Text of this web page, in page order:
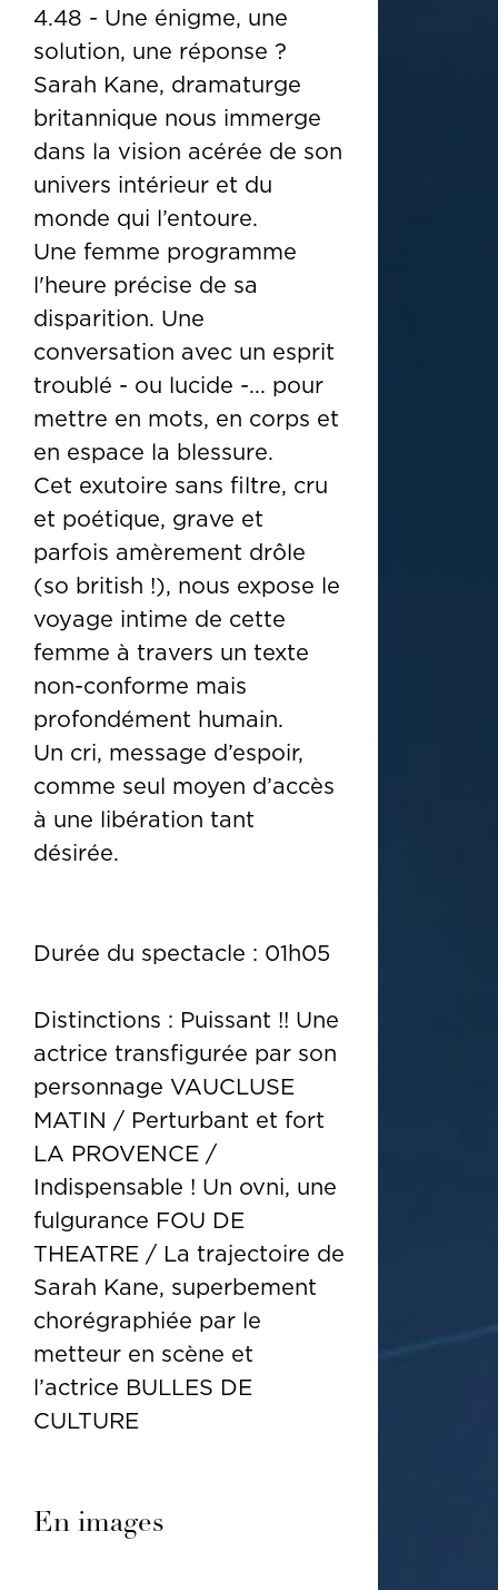
4.48 - Une énigme, une
solution, une réponse ?
Sarah Kane, dramaturge
britannique nous immerge
dans la vision acérée de son
univers intérieur et du
monde qui l’entoure.
Une femme programme
l'heure précise de sa
disparition. Une
conversation avec un esprit
troublé - ou lucide -... pour
mettre en mots, en corps et
en espace la blessure.
Cet exutoire sans filtre, cru
et poétique, grave et
parfois amèrement drôle
(so british !), nous expose le
voyage intime de cette
femme à travers un texte
non-conforme mais
profondément humain.
Un cri, message d’espoir,
comme seul moyen d’accès
à une libération tant
désirée.
Durée du spectacle : 01h05
Distinctions : Puissant !! Une
actrice transfigurée par son
personnage VAUCLUSE
MATIN / Perturbant et fort
LA PROVENCE /
Indispensable ! Un ovni, une
fulgurance FOU DE
THEATRE / La trajectoire de
Sarah Kane, superbement
chorégraphiée par le
metteur en scène et
l’actrice BULLES DE
CULTURE
En images